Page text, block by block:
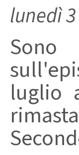
lunedì
luglio